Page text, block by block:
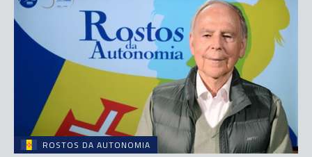
ROSTOS DA AUTONOMIA